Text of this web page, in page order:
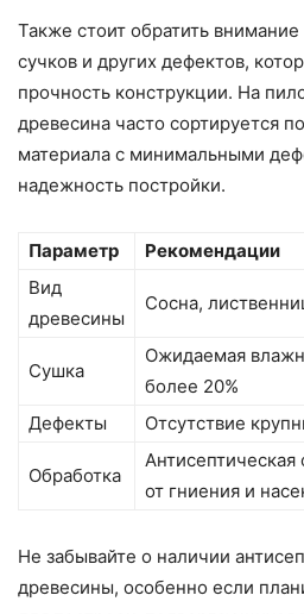
Также стоит обратить
сучков и других дефектов,
прочность конструкции. На
древесина часто сортируется
материала с минимальными
надежность постройки.
Параметр
Рекомендации
Вид
древесины
Сосна,
Сушка
Ожидаемая
более 20%
Дефекты
Отсутствие
Обработка
от гниения и
Не забывайте о наличии
древесины, особенно если